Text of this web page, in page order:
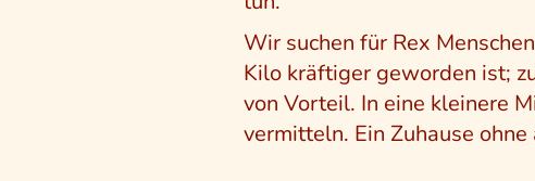
Wir suchen für Rex
Kilo kräftiger geworden ist;
von Vorteil. In eine kleinere
vermitteln. Ein Zuhause